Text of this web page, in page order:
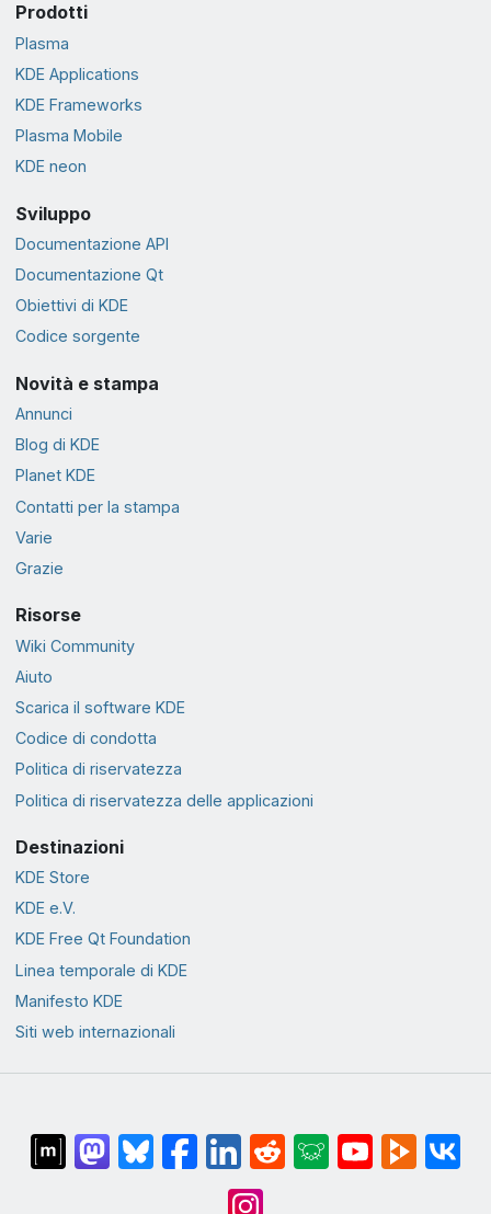
Prodotti
Plasma
KDE Applications
KDE Frameworks
Plasma Mobile
KDE neon
Sviluppo
Documentazione API
Documentazione Qt
Obiettivi di KDE
Codice sorgente
Novità e stampa
Annunci
Blog di KDE
Planet KDE
Contatti per la stampa
Varie
Grazie
Risorse
Wiki Community
Aiuto
Scarica il software KDE
Codice di condotta
Politica di riservatezza
Politica di riservatezza delle applicazioni
Destinazioni
KDE Store
KDE e.V.
KDE Free Qt Foundation
Linea temporale di KDE
Manifesto KDE
Siti web internazionali